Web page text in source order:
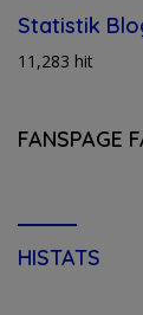
Statistik
11,283 hit
FANSPAGE
HISTATS